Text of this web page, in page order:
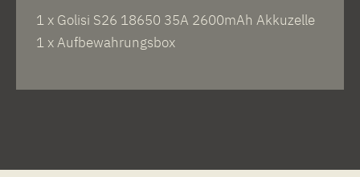
1 x Golisi S26 18650 35A 2600mAh Akkuzelle
1 x Aufbewahrungsbox